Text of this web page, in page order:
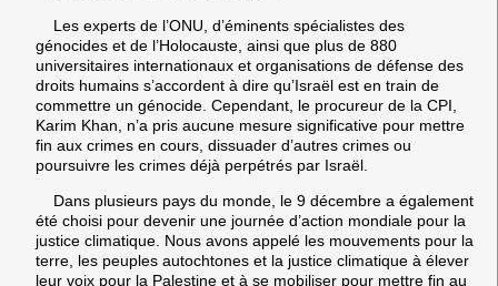
Les experts de l’ONU, d’éminents spécialistes des
génocides et de l’Holocauste, ainsi que plus de 880
universitaires internationaux et organisations de défense des
droits humains s’accordent à dire qu’Israël est en train de
commettre un génocide. Cependant, le procureur de la CPI,
Karim Khan, n’a pris aucune mesure significative pour mettre
fin aux crimes en cours, dissuader d’autres crimes ou
poursuivre les crimes déjà perpétrés par Israël.
Dans plusieurs pays du monde, le 9 décembre a également
été choisi pour devenir une journée d’action mondiale pour la
justice climatique . Nous avons appelé les mouvements pour la
terre, les peuples autochtones et la justice climatique à élever
leur voix pour la Palestine et à se mobiliser pour mettre fin au